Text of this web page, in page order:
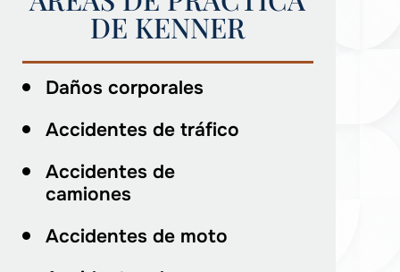
DE KENNER
Daños corporales
Accidentes de tráfico
Accidentes de
camiones
Accidentes de moto